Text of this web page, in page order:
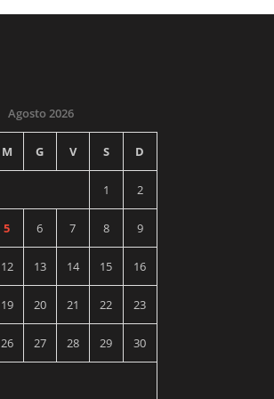
Agosto 2026
M G V S D
1 2
5 6 7 8 9
12 13 14 15 16
19 20 21 22 23
26 27 28 29 30